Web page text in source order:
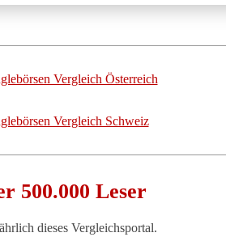
Vergleich Österreich
Vergleich Schweiz
500.000 Leser
dieses Vergleichsportal.